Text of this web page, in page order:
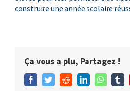
construire une année scolaire
Ça vous a plu, Partagez !
Facebook
TwitterRedditLinkedIn